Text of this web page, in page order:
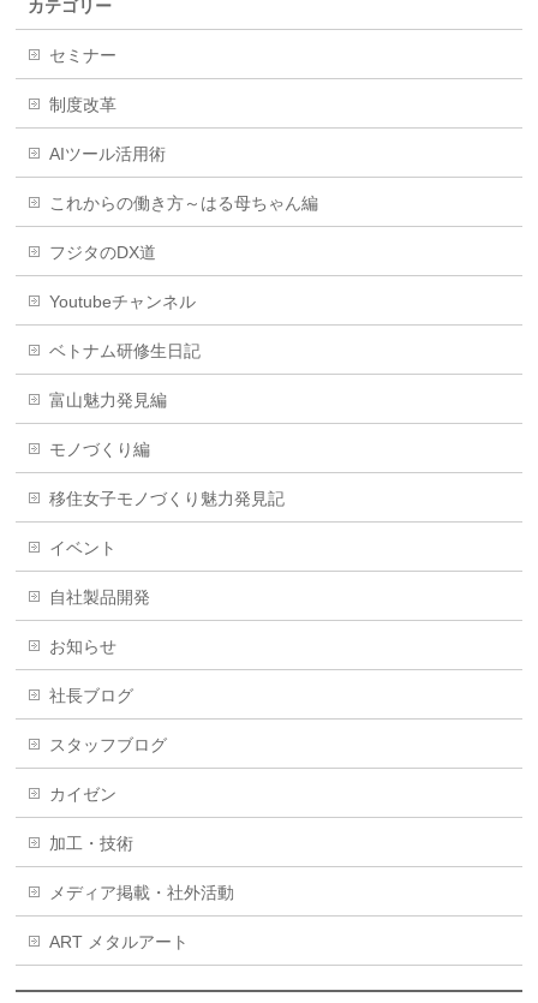
カテゴリー
セミナー
制度改革
AIツール活用術
これからの働き方～はる母ちゃん編
フジタのDX道
Youtubeチャンネル
ベトナム研修生日記
富山魅力発見編
モノづくり編
移住女子モノづくり魅力発見記
イベント
自社製品開発
お知らせ
社長ブログ
スタッフブログ
カイゼン
加工・技術
メディア掲載・社外活動
ART メタルアート